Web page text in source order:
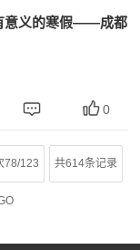
意义的寒假——成都
0
78/123 共614条记录